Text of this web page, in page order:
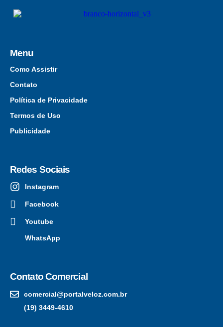
Menu
Como Assistir
Contato
Política de Privacidade
Termos de Uso
Publicidade
Redes Sociais
Instagram
Facebook
Youtube
WhatsApp
Contato Comercial
comercial@portalveloz.com.br
(19) 3449-4610